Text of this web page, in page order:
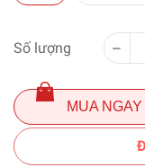
Số lượng
MUA NGAY